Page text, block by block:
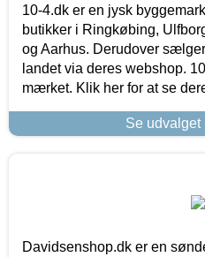
10-4.dk er en jysk
butikker i Ringkøbing,
og Aarhus. Derudover
landet via deres webshop.
mærket. Klik her for at se
Se udvalget
Davidsenshop.dk er en